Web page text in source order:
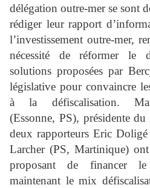
délégation outre-mer se sont
rédiger leur rapport
l’investissement outre-mer,
nécessité de réformer le
solutions proposées par
législative pour convaincre
à la défiscalisation.
(Essonne, PS), présidente
deux rapporteurs Eric
Larcher (PS, Martinique)
proposant de financer
maintenant le mix